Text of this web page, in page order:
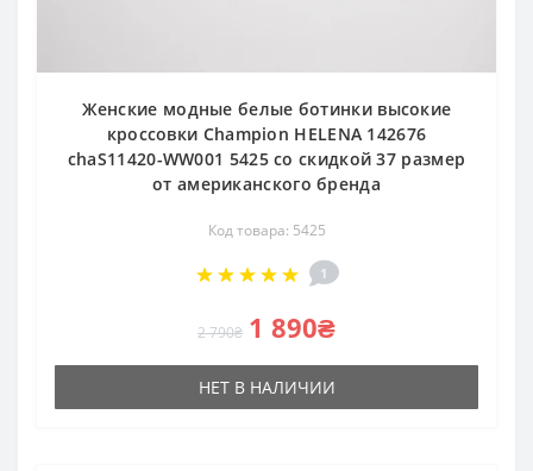
Женские модные белые ботинки высокие
кроссовки Champion HELENA 142676
chaS11420-WW001 5425 со скидкой 37 размер
от американского бренда
Код товара: 5425
1
2 790₴ 1 890₴
НЕТ В НАЛИЧИИ